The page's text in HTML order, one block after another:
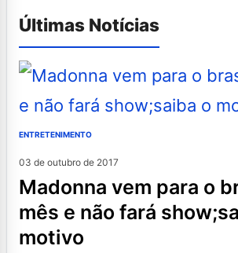
Últimas Notícias
ENTRETENIMENTO
03 de outubro de 2017
madonna vem para o brasil este
mês e não fará
motivo